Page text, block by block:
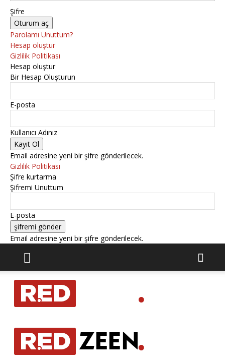
Şifre
Parolamı Unuttum?
Hesap oluştur
Gizlilik Politikası
Hesap oluştur
Bir Hesap Oluşturun
E-posta
Kullanıcı Adınız
Email adresine yeni bir şifre gönderilecek.
Gizlilik Politikası
Şifre kurtarma
Şifremi Unuttum
E-posta
Email adresine yeni bir şifre gönderilecek.